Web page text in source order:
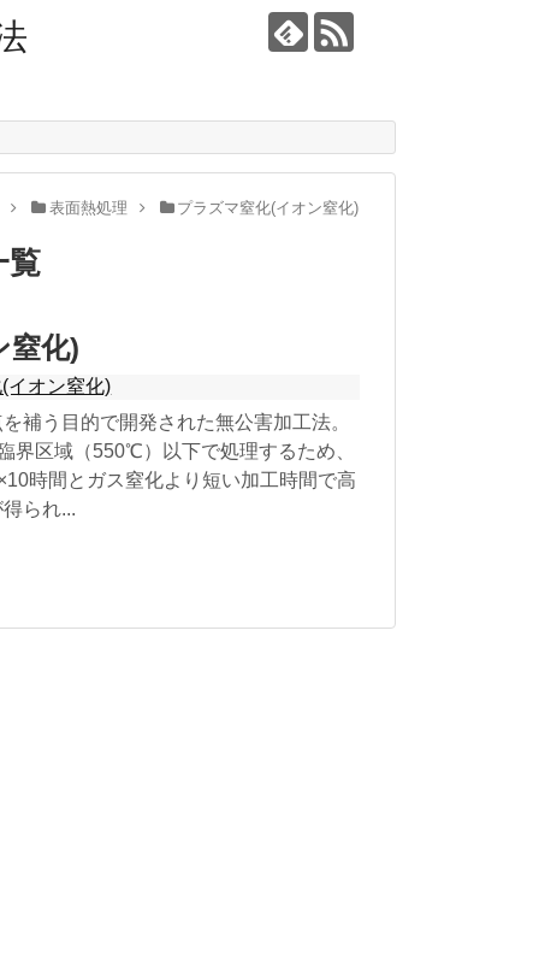
表面熱処理 プラズマ窒化(イオン窒化)
覧
窒化)
イオン窒化)
補う目的で開発された無公害加工法。
界区域（550℃）以下で処理するため、
時間とガス窒化より短い加工時間で高
られ...